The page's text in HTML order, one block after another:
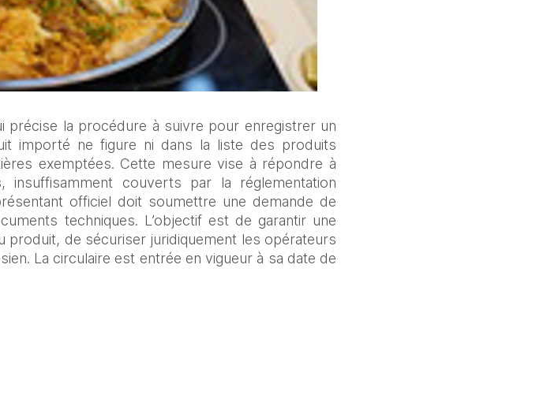
précise la procédure à suivre pour enregistrer un
importé ne figure ni dans la liste des produits
exemptées. Cette mesure vise à répondre à
insuffisamment couverts par la réglementation
officiel doit soumettre une demande de
techniques. L’objectif est de garantir une
produit, de sécuriser juridiquement les opérateurs
La circulaire est entrée en vigueur à sa date de